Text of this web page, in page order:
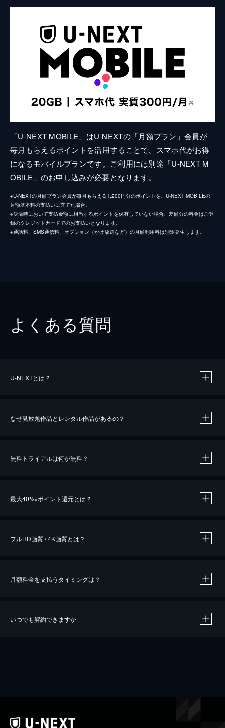
「U-NEXT MOBILE」はU-NEXTの「月額プラン」会員が
毎月もらえるポイントを活用することで、スマホ代がお得
になるモバイルプランです。ご利用には別途「U-NEXT M
OBILE」のお申し込みが必要となります。
※U-NEXTの月額プラン会員が毎月もらえる1,200円分のポイントを、U-NEXT MOBILEの
月額基本料の支払いに充てた場合。
※決済時において支払金額に相当するポイントを保有していない場合、差額分の料金はご登
録のクレジットカードでのお支払いとなります。
※通話料、SMS通信料、オプション（かけ放題など）の月額利用料は別途発生します。
よくある質問
U-NEXTとは？
なぜ見放題作品とレンタル作品があるの？
無料トライアルは何が無料？
最大40%※ポイント還元とは？
※40％ポイント還元の対象は、クレジットカード決済による作品の購入 / レンタルです。
フルHD画質 / 4K画質とは？
月額料金を支払うタイミングは？
いつでも解約できますか